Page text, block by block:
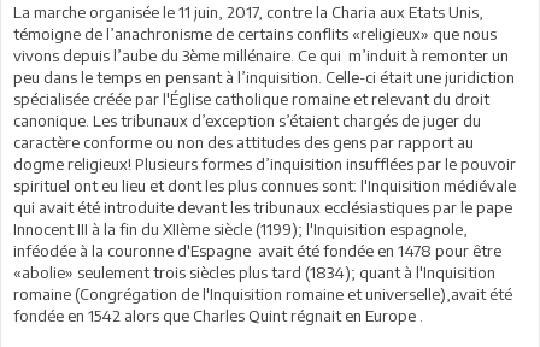
La marche organisée le 11 juin, 2017, contre la Charia aux Etats Unis,
témoigne de l’anachronisme de certains conflits «religieux» que nous
vivons depuis l’aube du 3ème millénaire. Ce qui m’induit à remonter un
peu dans le temps en pensant à l’inquisition. Celle-ci était une juridiction
spécialisée créée par l'Église catholique romaine et relevant du droit
canonique. Les tribunaux d’exception s’étaient chargés de juger du
caractère conforme ou non des attitudes des gens par rapport au
dogme religieux! Plusieurs formes d’inquisition insufflées par le pouvoir
spirituel ont eu lieu et dont les plus connues sont: l'Inquisition médiévale
qui avait été introduite devant les tribunaux ecclésiastiques par le pape
Innocent III à la fin du XIIème siècle (1199); l'Inquisition espagnole,
inféodée à la couronne d'Espagne avait été fondée en 1478 pour être
«abolie» seulement trois siècles plus tard (1834); quant à l'Inquisition
romaine (Congrégation de l'Inquisition romaine et universelle),avait été
fondée en 1542 alors que Charles Quint régnait en Europe .